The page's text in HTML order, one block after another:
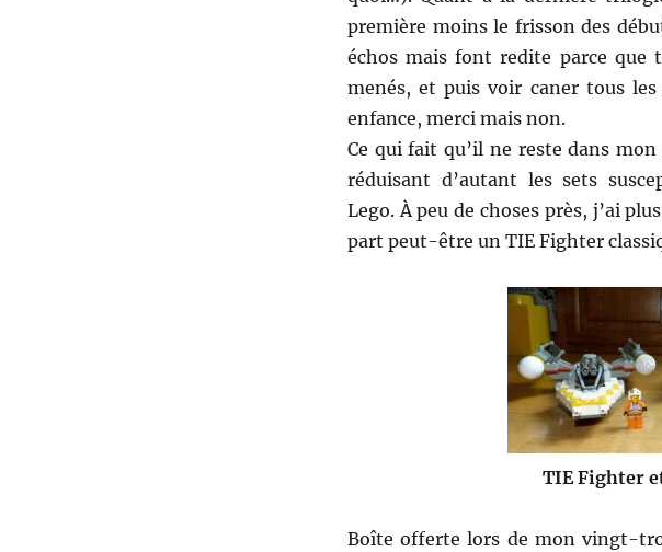
première moins le frisson des
échos mais font redite parce que
menés, et puis voir caner tous
enfance, merci mais non.
Ce qui fait qu’il ne reste dans
réduisant d’autant les sets
Lego. À peu de choses près, j’ai
part peut-être un TIE Fighter
TIE Fighter
Boîte offerte lors de mon vingt-